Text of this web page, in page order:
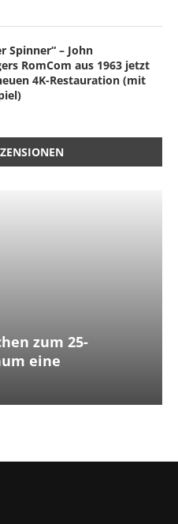
Spinner“ – John
RomCom aus 1963 jetzt
4K-Restauration (mit
zum 25-
eine